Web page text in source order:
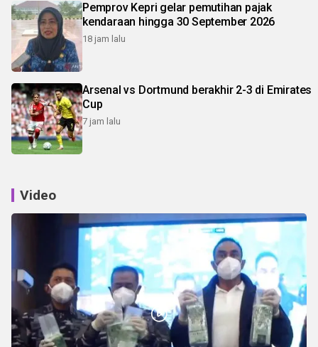
Pemprov Kepri gelar pemutihan pajak
kendaraan hingga 30 September 2026
18 jam lalu
Arsenal vs Dortmund berakhir 2-3 di Emirates
Cup
7 jam lalu
Video